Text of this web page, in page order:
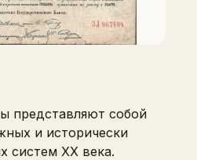
представляют собой
и исторически
систем XX века.